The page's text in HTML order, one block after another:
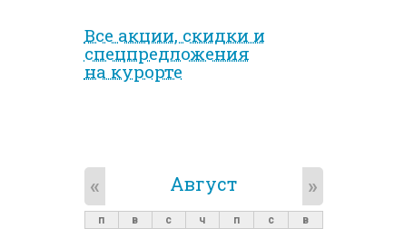
Все акции, скидки и
спец­предложе­ния
на курорте
Август
« »
п в с ч п с
в